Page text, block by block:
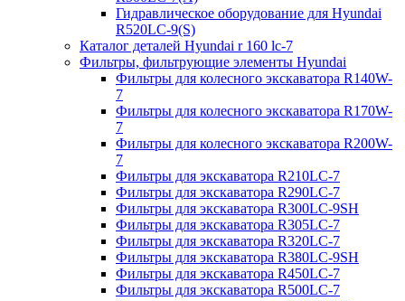
Гидравлическое оборудование для Hyundai
R520LC-9(S)
Каталог деталей Hyundai r 160 lc-7
Фильтры, фильтрующие элементы Hyundai
Фильтры для колесного экскаватора R140W-
7
Фильтры для колесного экскаватора R170W-
7
Фильтры для колесного экскаватора R200W-
7
Фильтры для экскаватора R210LC-7
Фильтры для экскаватора R290LC-7
Фильтры для экскаватора R300LC-9SH
Фильтры для экскаватора R305LC-7
Фильтры для экскаватора R320LC-7
Фильтры для экскаватора R380LC-9SH
Фильтры для экскаватора R450LC-7
Фильтры для экскаватора R500LC-7